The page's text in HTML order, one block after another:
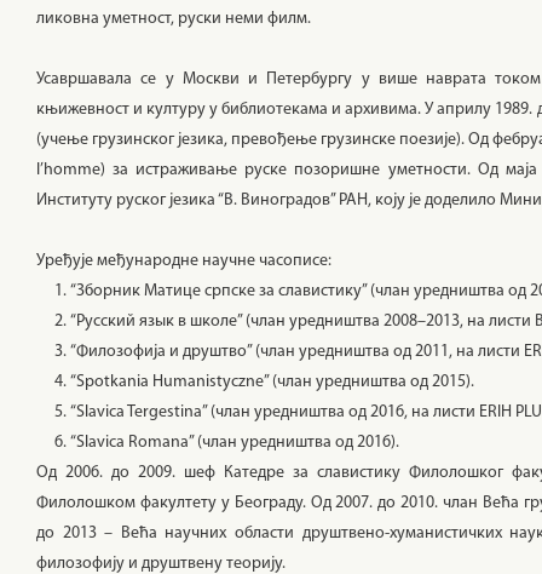
ликовна уметност, руски неми филм.
Усавршавала се у Москви и Петербургу у више наврата током
књижевност и културу у библиотекама и архивима. У априлу 1989.
(учење грузинског језика, превођење грузинске поезије). Од
l’homme) за истраживање руске позоришне уметности. Од
Институту руског језика “В. Виноградов” РАН, коју је доделило
Уређује међународне научне часописе:
“Зборник Матице српске за славистику” (члан уредништва од
“Русский язык в школе” (члан уредништва 2008–2013, на листи
“Филозофија и друштво” (члан уредништва од 2011, на листи
“Spotkania Humanistyczne” (члан уредништва од 2015).
“Slavica Tergestina” (члан уредништва од 2016, на листи ERIH
“Slavica Romana” (члан уредништва од 2016).
Од 2006. до 2009. шеф Катедре за славистику Филолошког
Филолошком факултету у Београду. Од 2007. до 2010. члан Већа
до 2013 – Већа научних области друштвено-хуманистичких
филозофију и друштвену теорију.